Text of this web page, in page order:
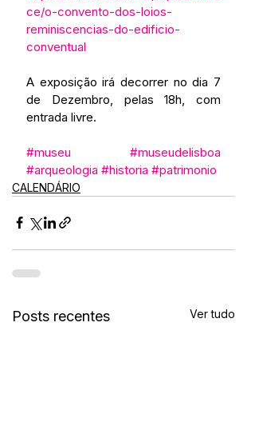
ce/o-convento-dos-loios-
reminiscencias-do-edificio-
conventual
A exposição irá decorrer no dia 7
de Dezembro, pelas 18h, com
entrada livre.
#museu
#museudelisboa
#arqueologia #historia #patrimonio
CALENDÁRIO
Posts recentes Ver tudo